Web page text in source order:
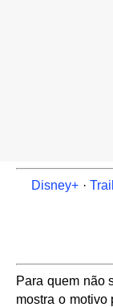
Disney+·
Para quem não
mostra o motivo